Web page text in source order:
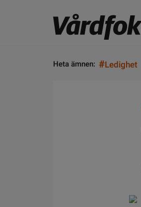
Heta ämnen: #Ledighet